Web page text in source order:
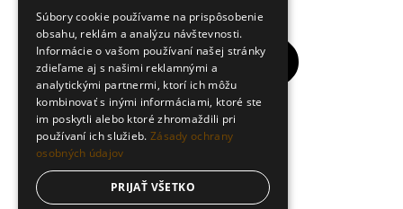
Súbory cookie používame na prispôsobenie
obsahu, reklám a analýzu návštevnosti.
Informácie o vašom používaní našej stránky
zdieľame aj s našimi reklamnými a
analytickými partnermi, ktorí ich môžu
kombinovať s inými informáciami, ktoré ste
im poskytli alebo ktoré zhromaždili pri
používaní ich služieb. Zásady ochrany
osobných údajov
PRIJAŤ VŠETKO